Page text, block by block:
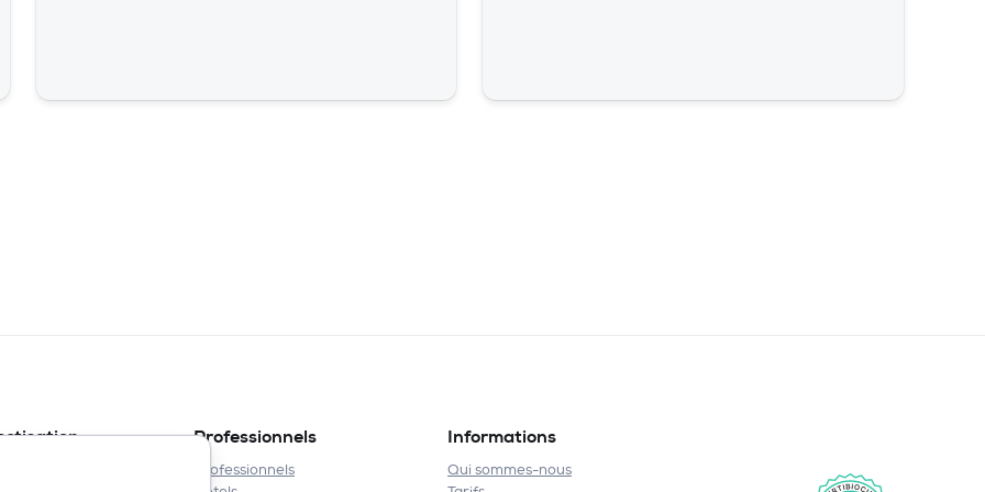
Professionnels
Professionnels
Informations
Qui sommes-nous